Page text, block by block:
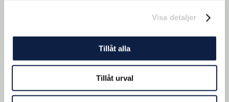
Visa detaljer
Tillåt alla
Tillåt urval